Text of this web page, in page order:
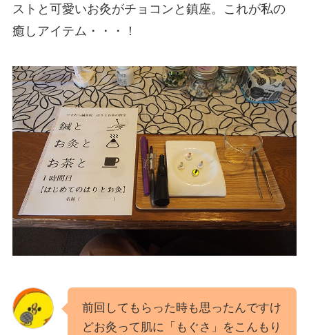
ストと可愛いお灸がチョコンと鎮座。これが私の
癒しアイテム・・・！
前回してもらった時も思ったんですけ
どお灸って肌に「もぐさ」をこんもり